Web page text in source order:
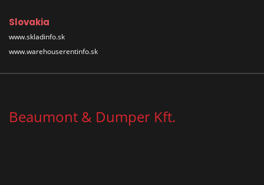
Slovakia
www.skladinfo.sk
www.warehouserentinfo.sk
Beaumont & Dumper Kft.